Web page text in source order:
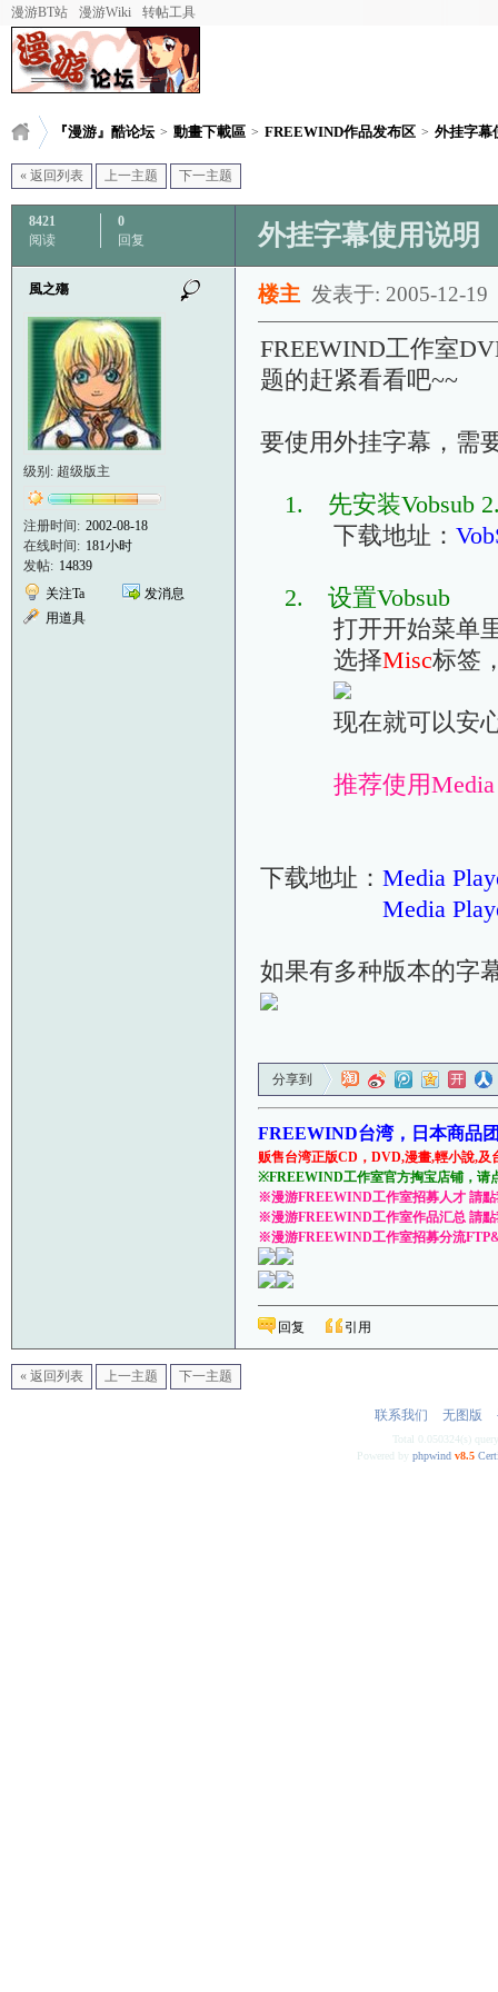
漫游BT站 漫游Wiki 转帖工具
『漫游』酷论坛 > 動畫下載區 > FREEWIND作品发布区 > 外挂字幕
« 返回列表 上一主题 下一主题
8421
阅读
0
回复
外挂字幕使用说明
風之殤
级别: 超级版主
注册时间: 2002-08-18
在线时间: 181小时
发帖: 14839
关注Ta
发消息
用道具
楼主 发表于: 2005-12-19
FREEWIND工作室
题的赶紧看看吧~~
要使用外挂字幕，需
1. 先安装Vobsub
下载地址：
2. 设置Vobsub
打开开始菜单里
选择Misc标签
现在就可以安心
推荐使用
下载地址： Media
Media
如果有多种版本的字
分享到
FREEWIND台湾，日本商品
贩售台湾正版CD，DVD,漫畫,輕小說,
※FREEWIND工作室官方掏宝店铺，请
※漫游FREEWIND工作室招募人才 請
※漫游FREEWIND工作室作品汇总 請
※漫游FREEWIND工作室招募分流
回复 引用
« 返回列表 上一主题 下一主题
联系我们 无图版
Total 0.050324(s)
Powered byphpwind v8.5